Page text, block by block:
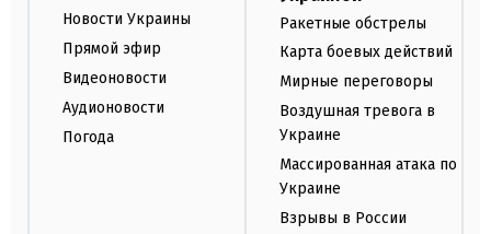
Новости Украины
Прямой эфир
Видеоновости
Аудионовости
Погода
Ракетные обстрелы
Карта боевых действий
Мирные переговоры
Воздушная тревога в
Украине
Массированная атака по
Украине
Взрывы в России